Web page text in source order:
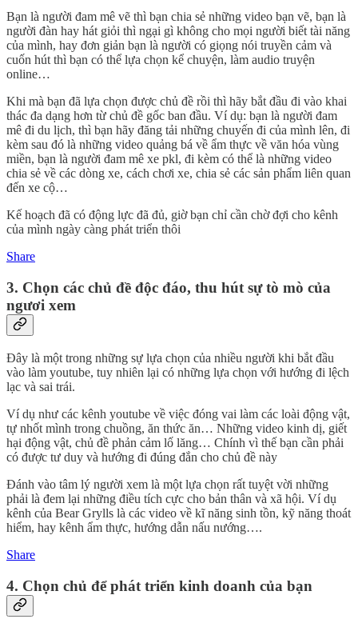
Bạn là người đam mê vẽ thì bạn chia sẻ những video bạn vẽ, bạn là
người đàn hay hát giỏi thì ngại gì không cho mọi người biết tài năng
của mình, hay đơn giản bạn là người có giọng nói truyền cảm và
cuốn hút thì bạn có thể lựa chọn kể chuyện, làm audio truyện
online…
Khi mà bạn đã lựa chọn được chủ đề rồi thì hãy bắt đầu đi vào khai
thác đa dạng hơn từ chủ đề gốc ban đầu. Ví dụ: bạn là người đam
mê đi du lịch, thì bạn hãy đăng tải những chuyến đi của mình lên, đi
kèm sau đó là những video quảng bá về ẩm thực về văn hóa vùng
miền, bạn là người đam mê xe pkl, đi kèm có thể là những video
chia sẻ về các dòng xe, cách chơi xe, chia sẻ các sản phẩm liên quan
đến xe cộ…
Kế hoạch đã có động lực đã đủ, giờ bạn chỉ cần chờ đợi cho kênh
của mình ngày càng phát triển thôi
Share
3. Chọn các chủ đề độc đáo, thu hút sự tò mò của
ngươi xem
Đây là một trong những sự lựa chọn của nhiều người khi bắt đầu
vào làm youtube, tuy nhiên lại có những lựa chọn với hướng đi lệch
lạc và sai trái.
Ví dụ như các kênh youtube về việc đóng vai làm các loài động vật,
tự nhốt mình trong chuồng, ăn thức ăn… Những video kinh dị, giết
hại động vật, chủ đề phản cảm lố lăng… Chính vì thế bạn cần phải
có được tư duy và hướng đi đúng đắn cho chủ đề này
Đánh vào tâm lý người xem là một lựa chọn rất tuyệt vời những
phải là đem lại những điều tích cực cho bản thân và xã hội. Ví dụ
kênh của Bear Grylls là các video về kĩ năng sinh tồn, kỹ năng thoát
hiểm, hay kênh ẩm thực, hướng dẫn nấu nướng….
Share
4. Chọn chủ để phát triển kinh doanh của bạn